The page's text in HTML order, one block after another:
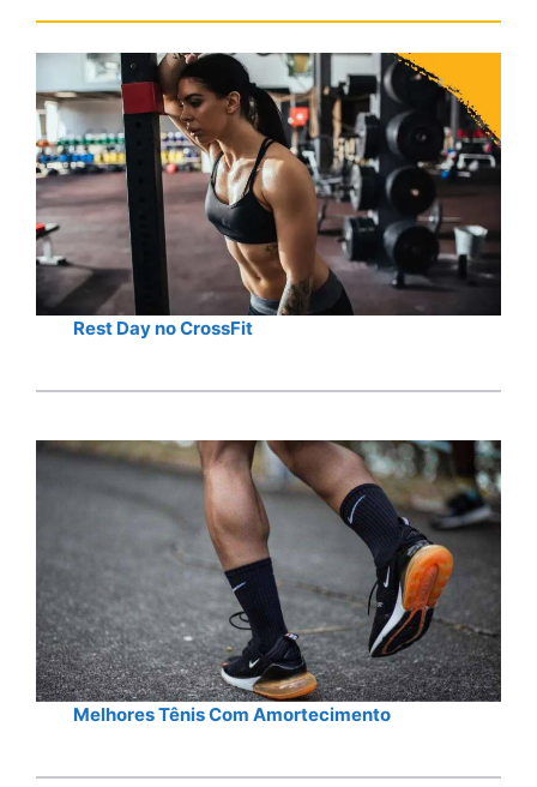
r
Rest Day no CrossFit
Melhores Tênis Com Amortecimento